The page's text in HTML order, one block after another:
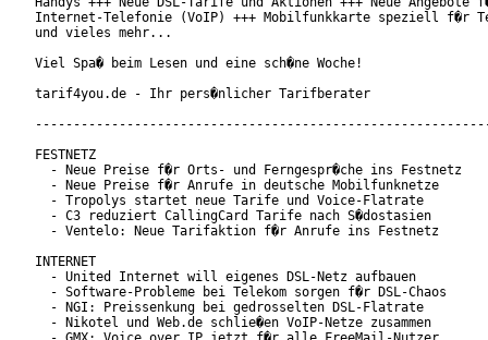
Internet-Telefonie (VoIP) +++ Mobilfunkkarte speziell f�r
und vieles mehr...
Viel Spa� beim Lesen und eine sch�ne Woche!
tarif4you.de - Ihr pers�nlicher Tarifberater
FESTNETZ
  - Neue Preise f�r Orts- und Ferngespr�che ins Festnetz
  - Neue Preise f�r Anrufe in deutsche Mobilfunknetze
  - Tropolys startet neue Tarife und Voice-Flatrate
  - C3 reduziert CallingCard Tarife nach S�dostasien
  - Ventelo: Neue Tarifaktion f�r Anrufe ins Festnetz
INTERNET
  - United Internet will eigenes DSL-Netz aufbauen
  - Software-Probleme bei Telekom sorgen f�r DSL-Chaos
  - NGI: Preissenkung bei gedrosselten DSL-Flatrate
  - Nikotel und Web.de schlie�en VoIP-Netze zusammen